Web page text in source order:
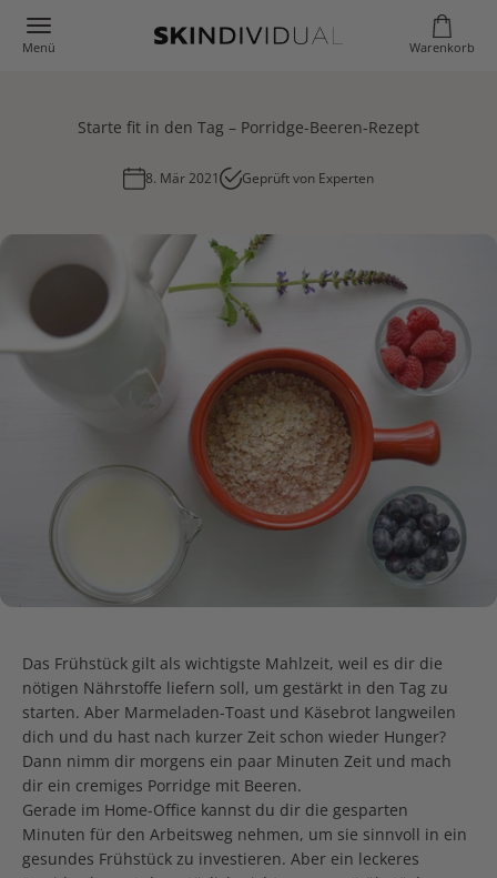
Menü
Menü SKINDIVIDUAL Warenkorb
Starte fit in den Tag – Porridge-Beeren-Rezept
8. Mär 2021 Geprüft von Experten
Das Frühstück gilt als wichtigste Mahlzeit, weil es dir die
nötigen Nährstoffe liefern soll, um gestärkt in den Tag zu
starten. Aber Marmeladen-Toast und Käsebrot langweilen
dich und du hast nach kurzer Zeit schon wieder Hunger?
Dann nimm dir morgens ein paar Minuten Zeit und mach
dir ein cremiges Porridge mit Beeren.
Gerade im Home-Office kannst du dir die gesparten
Minuten für den Arbeitsweg nehmen, um sie sinnvoll in ein
gesundes Frühstück zu investieren. Aber ein leckeres